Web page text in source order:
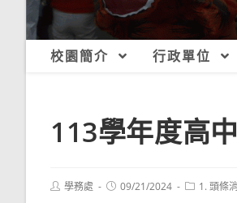
校園簡介 行政單位
113學年度高
Post學務處
Post09/21/2024
Post1. 頭條